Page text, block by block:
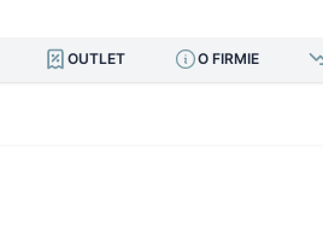
OUTLET O FIRMIE